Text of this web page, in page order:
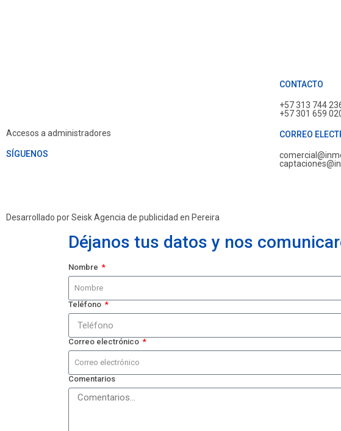
Accesos a administradores
SÍGUENOS
CONTACTO
+57 313 744
+57 301 659
CORREO
Desarrollado por SeiskAgencia de publicidad en Pereira
Déjanos tus datos y nos
Nombre
Teléfono
Correo electrónico
Comentarios